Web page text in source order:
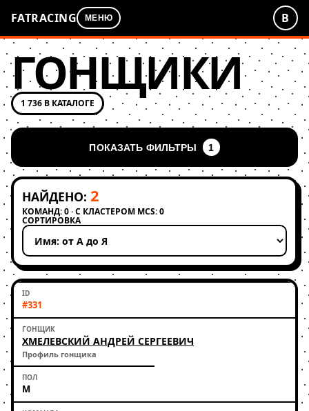
FATRACING МЕНЮ В
ГОНЩИКИ
1 736 В КАТАЛОГЕ
ПОКАЗАТЬ ФИЛЬТРЫ 1
НАЙДЕНО: 2
КОМАНД: 0 · С КЛАСТЕРОМ MCS: 0
СОРТИРОВКА
Применить сортировку
#331
ХМЕЛЕВСКИЙ АНДРЕЙ СЕРГЕЕВИЧ
Профиль гонщика
М